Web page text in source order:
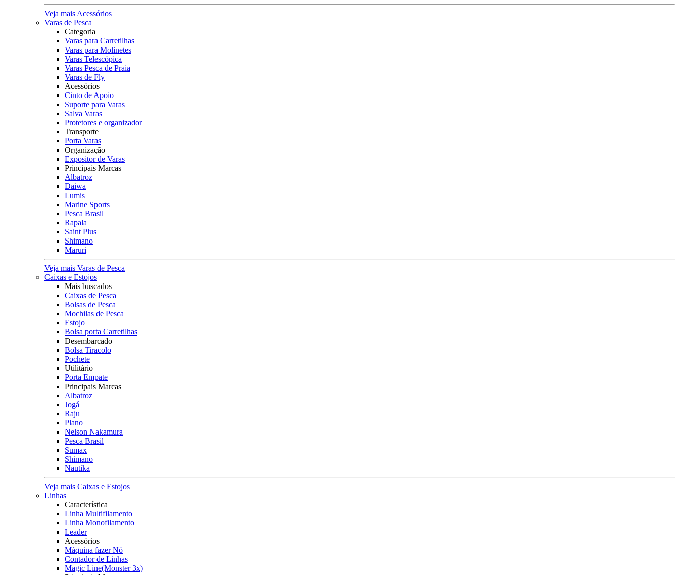
Veja mais Acessórios
Varas de Pesca
Categoria
Varas para Carretilhas
Varas para Molinetes
Varas Telescópica
Varas Pesca de Praia
Varas de Fly
Acessórios
Cinto de Apoio
Suporte para Varas
Salva Varas
Protetores e organizador
Transporte
Porta Varas
Organização
Expositor de Varas
Principais Marcas
Albatroz
Daiwa
Lumis
Marine Sports
Pesca Brasil
Rapala
Saint Plus
Shimano
Maruri
Veja mais Varas de Pesca
Caixas e Estojos
Mais buscados
Caixas de Pesca
Bolsas de Pesca
Mochilas de Pesca
Estojo
Bolsa porta Carretilhas
Desembarcado
Bolsa Tiracolo
Pochete
Utilitário
Porta Empate
Principais Marcas
Albatroz
Jogá
Raju
Plano
Nelson Nakamura
Pesca Brasil
Sumax
Shimano
Nautika
Veja mais Caixas e Estojos
Linhas
Característica
Linha Multifilamento
Linha Monofilamento
Leader
Acessórios
Máquina fazer Nó
Contador de Linhas
Magic Line(Monster 3x)